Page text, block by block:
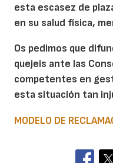
esta escasez de
en su salud física,
Os pedimos que
quejeis ante las
competentes en
esta situación tan
MODELO DE